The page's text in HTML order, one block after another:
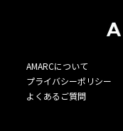
AMARCについて
プライバシーポリシー
よくあるご質問